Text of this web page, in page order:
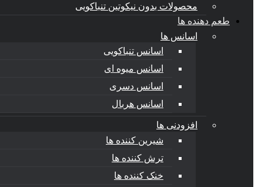
محصولات بدون نیکوتین تنباکویی
طعم دهنده ها
اسانس‌ ها
اسانس تنباکویی
اسانس میوه ای
اسانس دسری
اسانس هربال
افزودنی ها
شیرین کننده ها
ترش کننده ها
خنک کننده ها